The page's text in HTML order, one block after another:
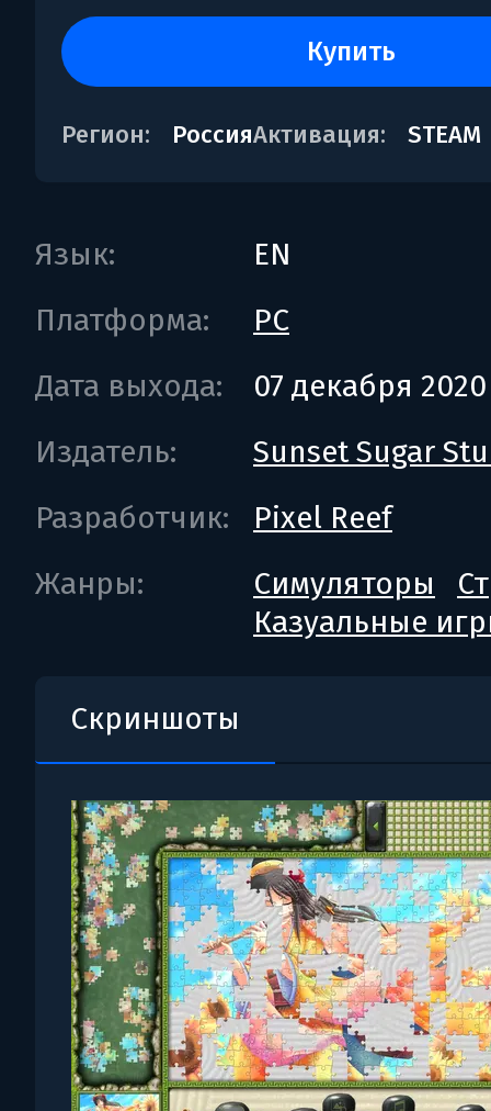
купить
Регион: РоссияАктивация: STEAM
Язык:
EN
Платформа:
PC
Дата выхода:
07 декабря 2020
Издатель:
Sunset Sugar
Разработчик:
Pixel Reef
Жанры:
Симуляторы
Казуальные
Скриншоты